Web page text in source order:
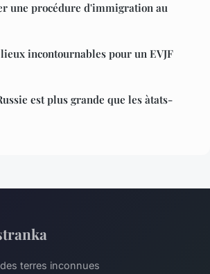
une procédure d'immigration au
incontournables pour un EVJF
est plus grande que les àtats-
terres inconnues